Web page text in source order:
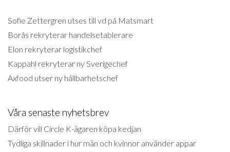
Sofie Zettergren utses till vd på Matsmart
Borås rekryterar handelsetablerare
Elon rekryterar logistikchef
Kappahl rekryterar ny Sverigechef
Axfood utser ny hållbarhetschef
Våra senaste nyhetsbrev
Därför vill Circle K-ägaren köpa kedjan
Tydliga skillnader i hur män och kvinnor använder appar